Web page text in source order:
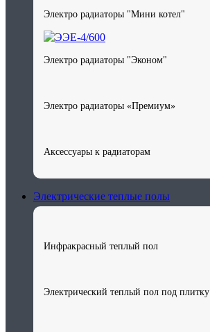
Электро радиаторы "Мини котел"
Электро радиаторы "Эконом"
Электро радиаторы «Премиум»
Аксессуары к радиаторам
Электрические теплые полы
Инфракрасный теплый пол
Электрический теплый пол под плитку